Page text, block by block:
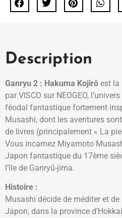
Description
Ganryu 2 : Hakuma Kojirō est la
par VISCO sur NEOGEO,
féodal fantastique fortement
Musashi, dont les aventures
de livres (principalement « La
Vous incarnez Miyamoto
Japon fantastique du 17ème
l’île de Ganryū-jima.
Histoire :
Musashi décide de méditer et de
Japon, dans la province